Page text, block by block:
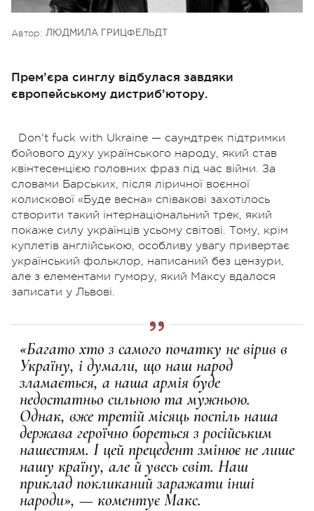
Автор: ЛЮДМИЛА ГРИЦФЕЛЬДТ
Прем’єра синглу відбулася завдяки
європейському дистриб’ютору.
Don't fuck with Ukraine — саундтрек підтримки
бойового духу українського народу, який став
квінтесенцією головних фраз під час війни. За
словами Барських, після ліричної воєнної
колискової «Буде весна» співакові захотілось
створити такий інтернаціональний трек, який
покаже силу українців усьому світові. Тому, крім
куплетів англійською, особливу увагу привертає
український фольклор, написаний без цензури,
але з елементами гумору, який Максу вдалося
записати у Львові.
«Багато хто з самого початку не вірив в
Україну, і думали, що наш народ
зламається, а наша армія буде
недостатньо сильною та мужньою.
Однак, вже третій місяць поспіль наша
держава героїчно бореться з російським
нашестям. І цей прецедент змінює не лише
нашу країну, але й увесь світ. Наш
приклад покликаний заражати інші
народи», — коментує Макс.